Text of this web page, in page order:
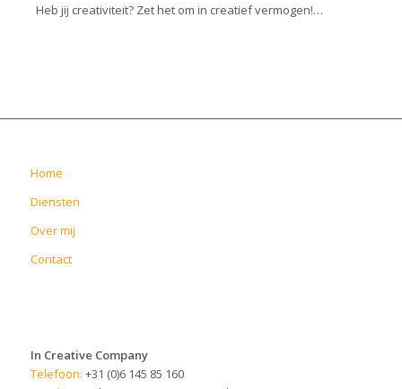
Heb jij creativiteit? Zet het om in creatief vermogen!…
Home
Diensten
Over mij
Contact
In Creative Company
Telefoon: +31 (0)6 145 85 160